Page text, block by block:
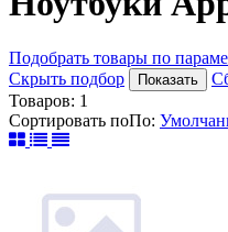
Подобрать товары по
Скрыть подбор
Показать
Товаров: 1
Сортировать поПо: